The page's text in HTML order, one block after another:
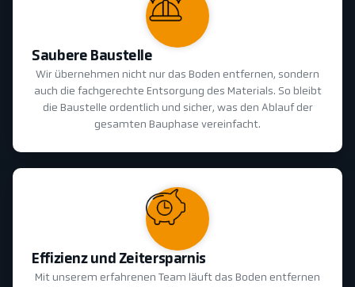
Saubere Baustelle
Wir übernehmen nicht nur das Boden entfernen, sondern
auch die fachgerechte Entsorgung des Materials. So bleibt
die Baustelle ordentlich und sicher, was den Ablauf der
gesamten Bauphase vereinfacht.
Effizienz und Zeitersparnis
Mit unserem erfahrenen Team läuft das Boden entfernen